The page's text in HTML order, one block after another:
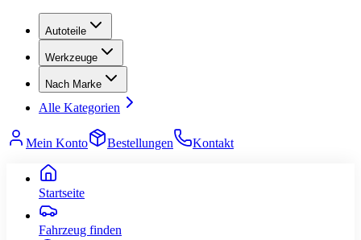
Autoteile
Werkzeuge
Nach Marke
Alle Kategorien
Mein Konto Bestellungen Kontakt
Startseite
Fahrzeug finden